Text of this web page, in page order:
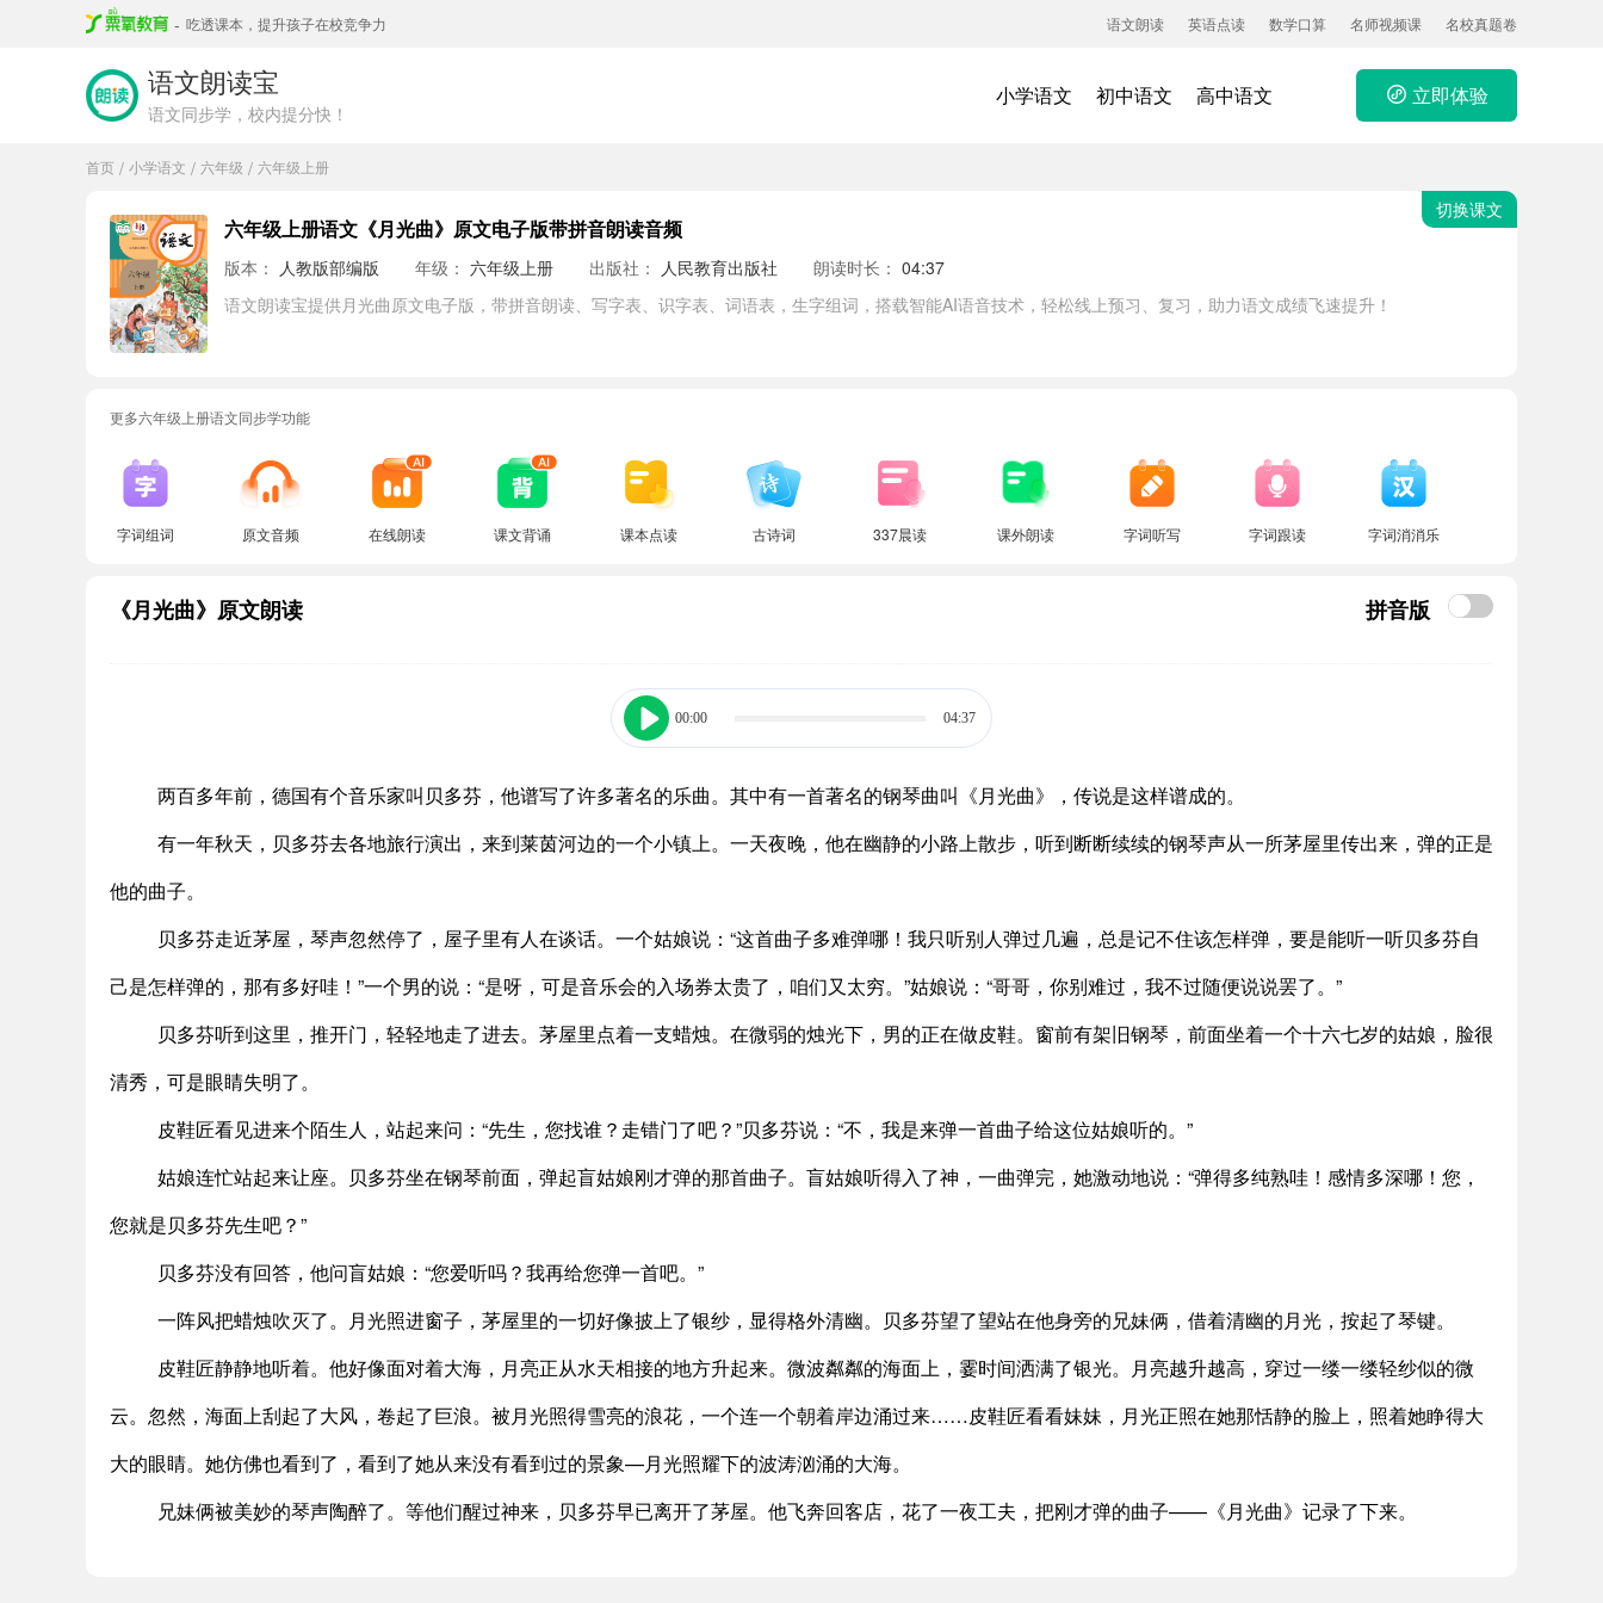
- 吃透课本，提升孩子在校竞争力 语文朗读 英语点读 数学口算 名师视频课 名校真题卷
语文朗读宝
语文同步学，校内提分快！
小学语文 初中语文 高中语文 立即体验
首页 / 小学语文 / 六年级 / 六年级上册
六年级上册语文《月光曲》原文电子版带拼音朗读音频
版本： 人教版部编版 年级： 六年级上册 出版社： 人民教育出版社 朗读时长： 04:37
语文朗读宝提供月光曲原文电子版，带拼音朗读、写字表、识字表、词语表，生字组词，搭载智能AI语音技术，轻松线上预习、复习，助力语文成绩飞速提升！
切换课文
更多六年级上册语文同步学功能
字词组词 原文音频 在线朗读 课文背诵 课本点读 古诗词 337晨读 课外朗读 字词听写 字词跟读 字词消消乐
《月光曲》原文朗读 拼音版
00:00 04:37
两百多年前，德国有个音乐家叫贝多芬，他谱写了许多著名的乐曲。其中有一首著名的钢琴曲叫《月光曲》，传说是这样谱成的。
有一年秋天，贝多芬去各地旅行演出，来到莱茵河边的一个小镇上。一天夜晚，他在幽静的小路上散步，听到断断续续的钢琴声从一所茅屋里传出来，弹的正是
他的曲子。
贝多芬走近茅屋，琴声忽然停了，屋子里有人在谈话。一个姑娘说：“这首曲子多难弹哪！我只听别人弹过几遍，总是记不住该怎样弹，要是能听一听贝多芬自
己是怎样弹的，那有多好哇！”一个男的说：“是呀，可是音乐会的入场券太贵了，咱们又太穷。”姑娘说：“哥哥，你别难过，我不过随便说说罢了。”
贝多芬听到这里，推开门，轻轻地走了进去。茅屋里点着一支蜡烛。在微弱的烛光下，男的正在做皮鞋。窗前有架旧钢琴，前面坐着一个十六七岁的姑娘，脸很
清秀，可是眼睛失明了。
皮鞋匠看见进来个陌生人，站起来问：“先生，您找谁？走错门了吧？”贝多芬说：“不，我是来弹一首曲子给这位姑娘听的。”
姑娘连忙站起来让座。贝多芬坐在钢琴前面，弹起盲姑娘刚才弹的那首曲子。盲姑娘听得入了神，一曲弹完，她激动地说：“弹得多纯熟哇！感情多深哪！您，
您就是贝多芬先生吧？”
贝多芬没有回答，他问盲姑娘：“您爱听吗？我再给您弹一首吧。”
一阵风把蜡烛吹灭了。月光照进窗子，茅屋里的一切好像披上了银纱，显得格外清幽。贝多芬望了望站在他身旁的兄妹俩，借着清幽的月光，按起了琴键。
皮鞋匠静静地听着。他好像面对着大海，月亮正从水天相接的地方升起来。微波粼粼的海面上，霎时间洒满了银光。月亮越升越高，穿过一缕一缕轻纱似的微
云。忽然，海面上刮起了大风，卷起了巨浪。被月光照得雪亮的浪花，一个连一个朝着岸边涌过来……皮鞋匠看看妹妹，月光正照在她那恬静的脸上，照着她睁得大
大的眼睛。她仿佛也看到了，看到了她从来没有看到过的景象—月光照耀下的波涛汹涌的大海。
兄妹俩被美妙的琴声陶醉了。等他们醒过神来，贝多芬早已离开了茅屋。他飞奔回客店，花了一夜工夫，把刚才弹的曲子——《月光曲》记录了下来。